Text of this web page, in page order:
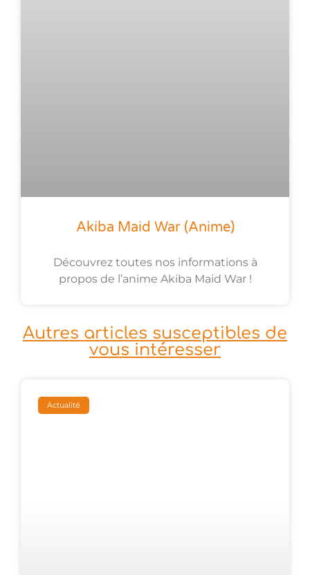
Akiba Maid War (anime)
Découvrez toutes nos informations à
propos de l’anime Akiba Maid War !
Autres articles susceptibles de
vous intéresser
Actualité